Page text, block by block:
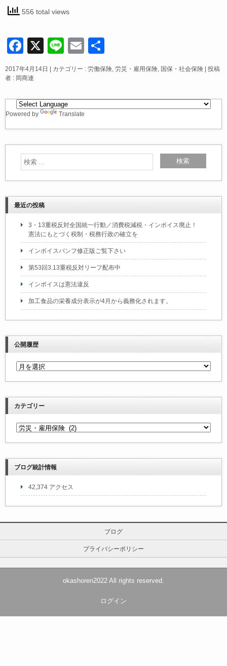
556 total views
F
a
c
e
b
o
o
k
X
Li
n
E
m
ail
有
2017年4月14日 カテゴリー : 労働保険, 労災・雇用保険, 国保・社会保険
投稿
者 : 岡商連
Powered by Translate
最近の投稿
3・13重税反対全国統一行動／消費税減税・インボイス廃止！
憲法にもとづく税制・税務行政の確立を
インボイスパンフ修正版ご覧下さい
第53回3.13重税反対リーフ配布中
インボイスは憲法違反
加工食品の栄養成分表示が4月から義務化されます。
公開履歴
カテゴリー
ブログ統計情報
42,374 アクセス
ブログ
プライバシーポリシー
okashoren2022 All rights reserved.
ログイン